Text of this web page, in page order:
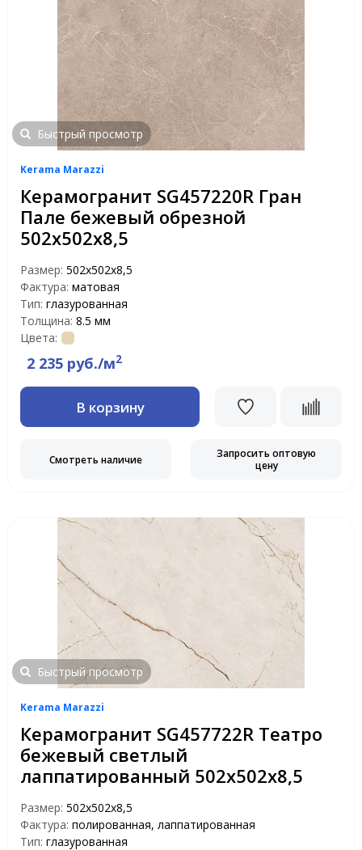
Быстрый просмотр
Kerama Marazzi
Керамогранит SG457220R Гран
Пале бежевый обрезной
502х502х8,5
Размер: 502х502х8,5
Фактура: матовая
Тип: глазурованная
Толщина: 8.5 мм
Цвета:
2 235 руб./м2
В корзину
Смотреть наличие
Запросить оптовую
цену
Быстрый просмотр
Kerama Marazzi
Керамогранит SG457722R Театро
бежевый светлый
лаппатированный 502х502х8,5
Размер: 502х502х8,5
Фактура: полированная, лаппатированная
Тип: глазурованная